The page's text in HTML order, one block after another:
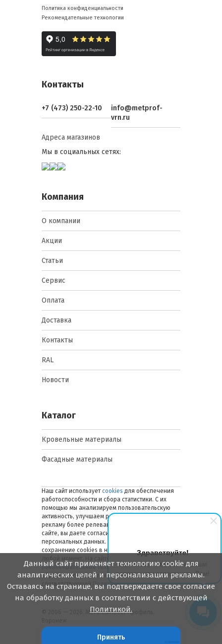
Здравствуйте!
Мы готовы ответить на Ваши
вопросы или перезвонить Вам!
Политика конфиденциальности
Рекомендательные технологии
Контакты
+7 (473) 250-22-10
info@metprof-
vrn.ru
Адреса магазинов
Мы в социальных сетях:
Компания
О компании
Акции
Статьи
Сервис
Оплата
Доставка
Контакты
RAL
Новости
Каталог
Кровельные материалы
Фасадные материалы
Наш сайт использует cookies для обеспечения
работоспособности и сбора статистики. С их
помощью мы анализируем пользовательскую
активность, улучшаем работу сайта и делаем
рекламу более релевантной. Оставаясь на
сайте, вы даете согласие на обработку ваших
персональных данных. Вы можете отключить
сохранение cookies в настройках браузера в
любой момент. На сайте также применяются
рекомендательные технологии. Подробнее об
обработке персональных данных — в
соответствующей
Политике.
© 2006 — 2026. Металлинвест Профиль.
Данный сайт применяет технологию cookie для
аналитических целей и персонализации рекламы.
Оставаясь на странице, вы подтверждаете свое согласие
на обработку данных в соответствии с действующей
Политикой.
Принять